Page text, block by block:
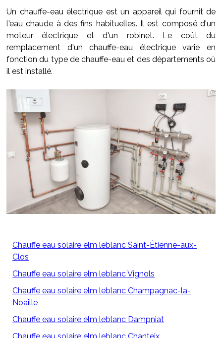
Un chauffe-eau électrique est un appareil qui fournit de
l'eau chaude à des fins habituelles. Il est composé d'un
moteur électrique et d'un robinet. Le coût du
remplacement d'un chauffe-eau électrique varie en
fonction du type de chauffe-eau et des départements où
il est installé.
Chauffe eau solaire elm leblanc Saint-Étienne-aux-
Clos
Chauffe eau solaire elm leblanc Vignols
Chauffe eau solaire elm leblanc Champagnac-la-
Noaille
Chauffe eau solaire elm leblanc Dampniat